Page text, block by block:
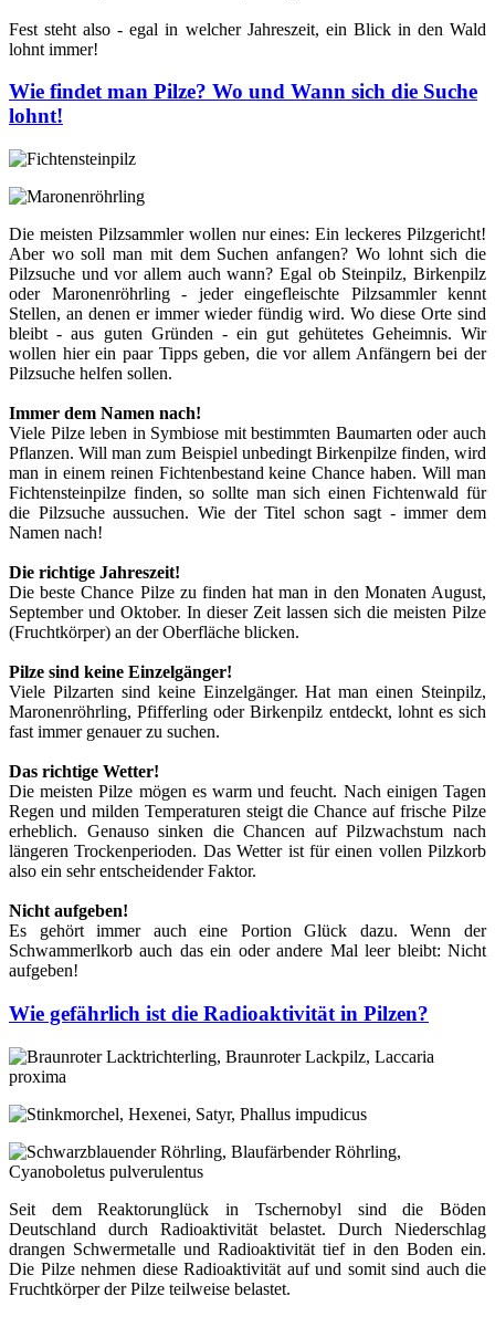
Fest steht also - egal in welcher Jahreszeit, ein Blick in den Wald
lohnt immer!
Wie findet man Pilze? Wo und Wann sich die Suche
lohnt!
Die meisten Pilzsammler wollen nur eines: Ein leckeres Pilzgericht!
Aber wo soll man mit dem Suchen anfangen? Wo lohnt sich die
Pilzsuche und vor allem auch wann? Egal ob Steinpilz, Birkenpilz
oder Maronenröhrling - jeder eingefleischte Pilzsammler kennt
Stellen, an denen er immer wieder fündig wird. Wo diese Orte sind
bleibt - aus guten Gründen - ein gut gehütetes Geheimnis. Wir
wollen hier ein paar Tipps geben, die vor allem Anfängern bei der
Pilzsuche helfen sollen.
Immer dem Namen nach!
Viele Pilze leben in Symbiose mit bestimmten Baumarten oder auch
Pflanzen. Will man zum Beispiel unbedingt Birkenpilze finden, wird
man in einem reinen Fichtenbestand keine Chance haben. Will man
Fichtensteinpilze finden, so sollte man sich einen Fichtenwald für
die Pilzsuche aussuchen. Wie der Titel schon sagt - immer dem
Namen nach!
Die richtige Jahreszeit!
Die beste Chance Pilze zu finden hat man in den Monaten August,
September und Oktober. In dieser Zeit lassen sich die meisten Pilze
(Fruchtkörper) an der Oberfläche blicken.
Pilze sind keine Einzelgänger!
Viele Pilzarten sind keine Einzelgänger. Hat man einen Steinpilz,
Maronenröhrling, Pfifferling oder Birkenpilz entdeckt, lohnt es sich
fast immer genauer zu suchen.
Das richtige Wetter!
Die meisten Pilze mögen es warm und feucht. Nach einigen Tagen
Regen und milden Temperaturen steigt die Chance auf frische Pilze
erheblich. Genauso sinken die Chancen auf Pilzwachstum nach
längeren Trockenperioden. Das Wetter ist für einen vollen Pilzkorb
also ein sehr entscheidender Faktor.
Nicht aufgeben!
Es gehört immer auch eine Portion Glück dazu. Wenn der
Schwammerlkorb auch das ein oder andere Mal leer bleibt: Nicht
aufgeben!
Wie gefährlich ist die Radioaktivität in Pilzen?
Seit dem Reaktorunglück in Tschernobyl sind die Böden
Deutschland durch Radioaktivität belastet. Durch Niederschlag
drangen Schwermetalle und Radioaktivität tief in den Boden ein.
Die Pilze nehmen diese Radioaktivität auf und somit sind auch die
Fruchtkörper der Pilze teilweise belastet.